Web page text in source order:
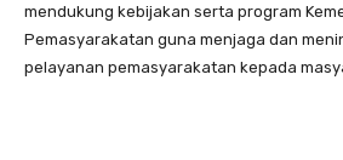
mendukung kebijakan serta program
Pemasyarakatan guna menjaga dan
pelayanan pemasyarakatan kepada